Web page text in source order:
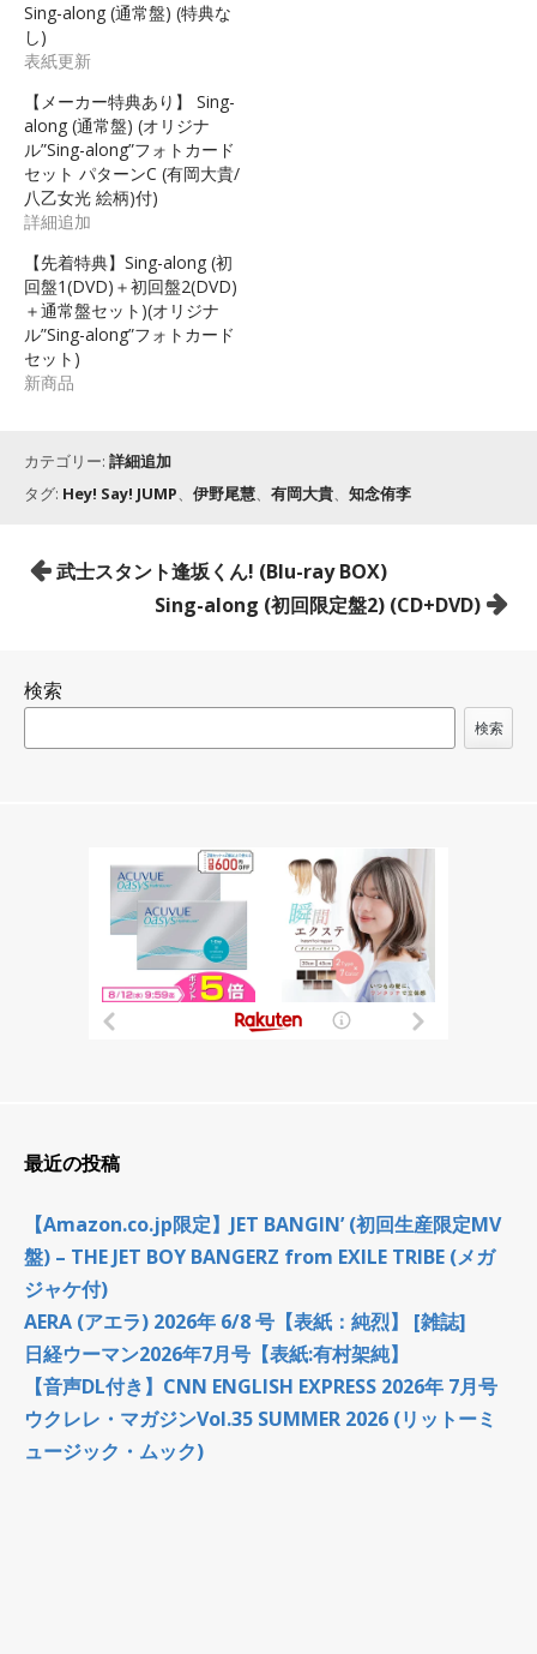
Sing-along (通常盤) (特典な
し)
表紙更新
【メーカー特典あり】 Sing-
along (通常盤) (オリジナ
ル”Sing-along”フォトカード
セット パターンC (有岡大貴/
八乙女光 絵柄)付)
詳細追加
【先着特典】Sing-along (初
回盤1(DVD)＋初回盤2(DVD)
＋通常盤セット)(オリジナ
ル”Sing-along”フォトカード
セット)
新商品
カテゴリー: 詳細追加
タグ: Hey! Say! JUMP、 伊野尾慧、 有岡大貴、 知念侑李
投
ゲ
武士スタント逢坂くん! (Blu-ray BOX)
Sing-along (初回限定盤2) (CD+DVD)
検索
検索
最近の投稿
【Amazon.co.jp限定】JET BANGIN’ (初回生産限定MV
盤) – THE JET BOY BANGERZ from EXILE TRIBE (メガ
ジャケ付)
AERA (アエラ) 2026年 6/8 号【表紙：純烈】 [雑誌]
日経ウーマン2026年7月号【表紙:有村架純】
【音声DL付き】CNN ENGLISH EXPRESS 2026年 7月号
ウクレレ・マガジンVol.35 SUMMER 2026 (リットーミ
ュージック・ムック)